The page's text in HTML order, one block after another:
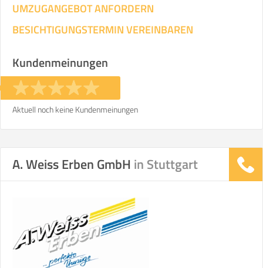
UMZUGANGEBOT ANFORDERN
BESICHTIGUNGSTERMIN VEREINBAREN
Kundenmeinungen
Aktuell noch keine Kundenmeinungen
A. Weiss Erben GmbH in Stuttgart